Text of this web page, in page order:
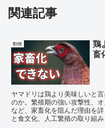
関連記事
動物
鶏
畜
ヤマドリは鶏より美味しいと
のか。繁殖期の強い攻撃性、
など、家畜化を阻んだ理由を
と食文化、人工繁殖の取り組み